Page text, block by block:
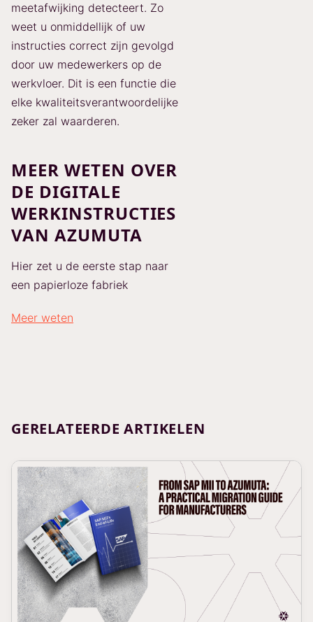
meetafwijking detecteert. Zo
weet u onmiddellijk of uw
instructies correct zijn gevolgd
door uw medewerkers op de
werkvloer. Dit is een functie die
elke kwaliteitsverantwoordelijke
zeker zal waarderen.
MEER WETEN OVER
DE DIGITALE
WERKINSTRUCTIES
VAN AZUMUTA
Hier zet u de eerste stap naar
een papierloze fabriek
Meer weten
GERELATEERDE ARTIKELEN